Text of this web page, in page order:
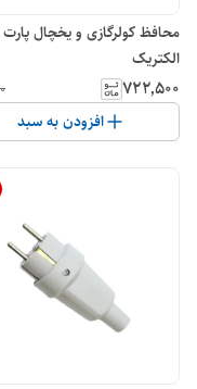
محافظ کولرگازی و یخچال پارت
الکتریک
۷۲۲٬۵۰۰
افزودن به سبد